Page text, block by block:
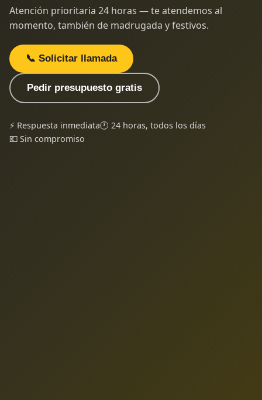
Atención prioritaria 24 horas — te atendemos al
momento, también de madrugada y festivos.
📞 Solicitar llamada
Pedir presupuesto gratis
⚡ Respuesta inmediata🕐 24 horas, todos los días
💶 Sin compromiso